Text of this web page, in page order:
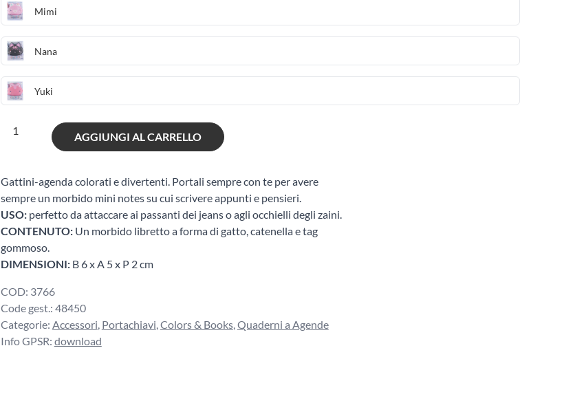
Mimi
Nana
Yuki
Momomi
quantità
AGGIUNGI AL CARRELLO
Gattini-agenda colorati e divertenti. Portali sempre con te per avere
sempre un morbido mini notes su cui scrivere appunti e pensieri.
USO:perfetto da attaccare ai passanti dei jeans o agli occhielli degli zaini.
CONTENUTO:Un morbido libretto a forma di gatto, catenella e tag
gommoso.
DIMENSIONI: B 6 x A 5 x P 2 cm
COD: 3766
Code gest.: 48450
Categorie: Accessori, Portachiavi,Colors & Books,Quaderni a Agende
Info GPSR: download